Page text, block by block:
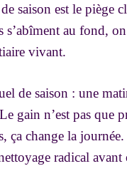
saison est le piège
au fond,
vivant.
de saison : une
gain n’est pas
ça change la
radical avant